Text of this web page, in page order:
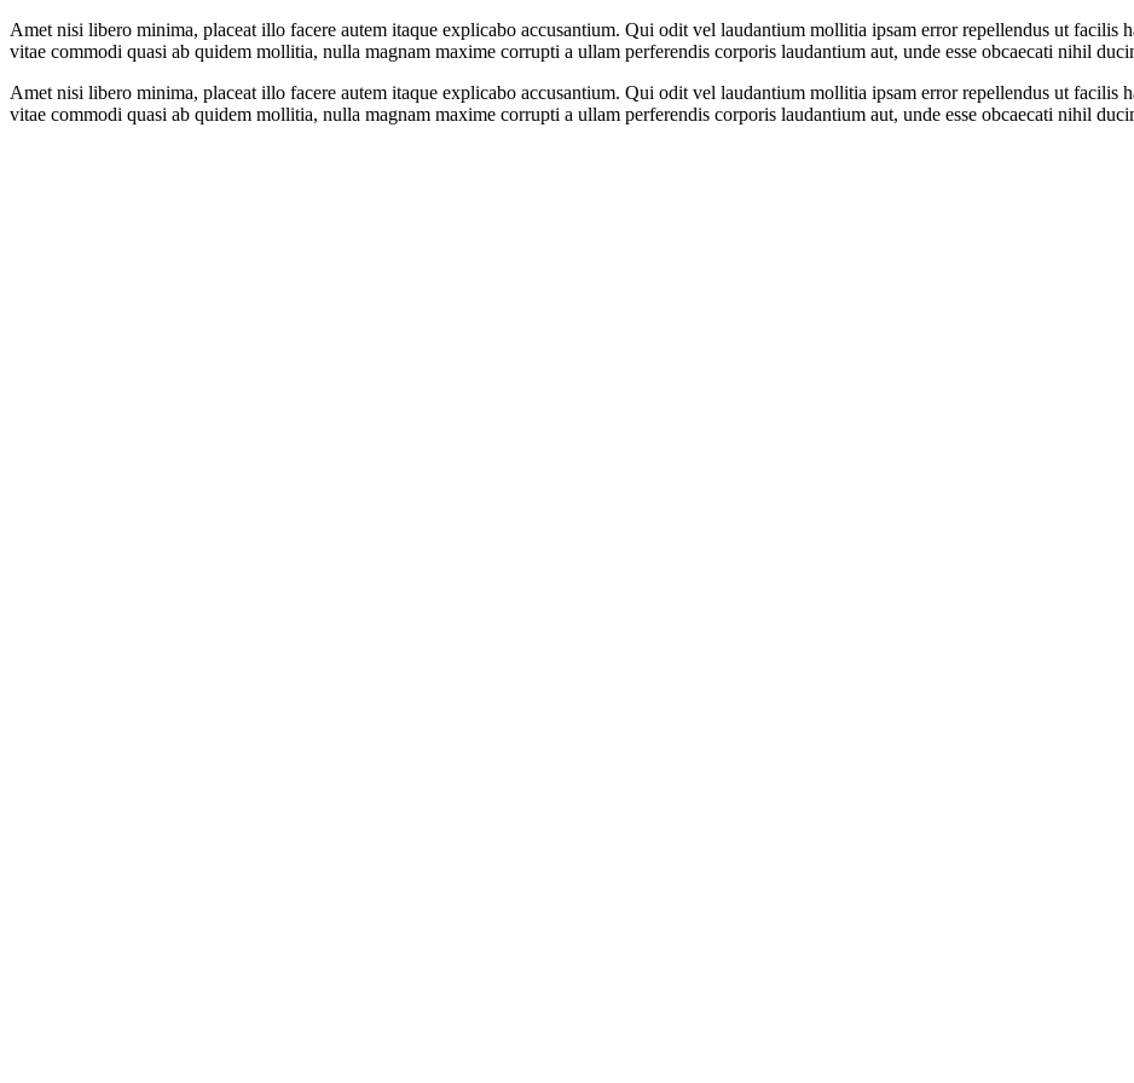
Amet nisi libero minima, placeat illo facere autem itaque explicabo accusantium. Qui odit vel laudantium mollitia ipsam error repellendus ut facilis
vitae commodi quasi ab quidem mollitia, nulla magnam maxime corrupti a ullam perferendis corporis laudantium aut, unde esse obcaecati nihil
Amet nisi libero minima, placeat illo facere autem itaque explicabo accusantium. Qui odit vel laudantium mollitia ipsam error repellendus ut facilis
vitae commodi quasi ab quidem mollitia, nulla magnam maxime corrupti a ullam perferendis corporis laudantium aut, unde esse obcaecati nihil